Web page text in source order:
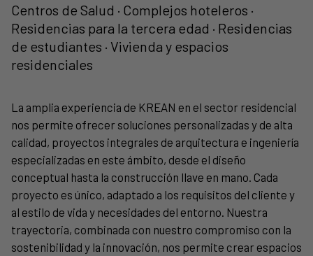
Centros de Salud · Complejos hoteleros ·
Residencias para la tercera edad · Residencias
de estudiantes · Vivienda y espacios
residenciales
La amplia experiencia de KREAN en el sector residencial
nos permite ofrecer soluciones personalizadas y de alta
calidad, proyectos integrales de arquitectura e ingeniería
especializadas en este ámbito, desde el diseño
conceptual hasta la construcción llave en mano. Cada
proyecto es único, adaptado a los requisitos del cliente y
al estilo de vida y necesidades del entorno. Nuestra
trayectoria, combinada con nuestro compromiso con la
sostenibilidad y la innovación, nos permite crear espacios